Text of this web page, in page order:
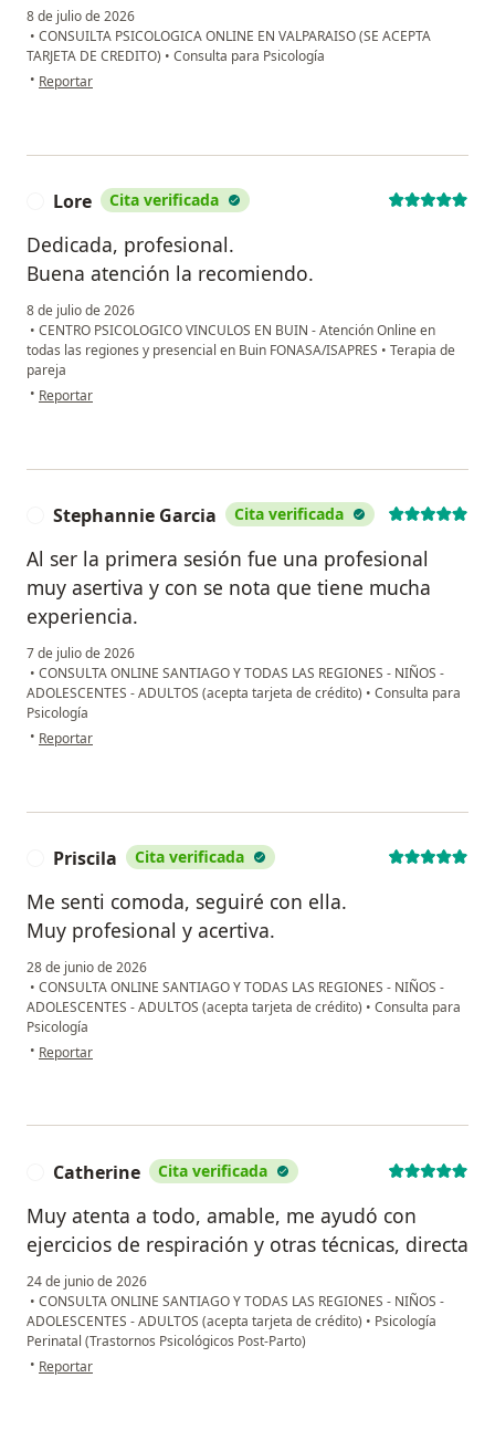
8 de julio de 2026
• CONSUILTA PSICOLOGICA ONLINE EN VALPARAISO (SE ACEPTA
TARJETA DE CREDITO) • Consulta para Psicología
• en opinión del usuario Yesenia
Reportar
Lore Cita verificada
Dedicada, profesional.
Buena atención la recomiendo.
8 de julio de 2026
• CENTRO PSICOLOGICO VINCULOS EN BUIN - Atención Online en
todas las regiones y presencial en Buin FONASA/ISAPRES • Terapia de
pareja
• en opinión del usuario Lore
Reportar
Stephannie Garcia Cita verificada
Al ser la primera sesión fue una profesional
muy asertiva y con se nota que tiene mucha
experiencia.
7 de julio de 2026
• CONSULTA ONLINE SANTIAGO Y TODAS LAS REGIONES - NIÑOS -
ADOLESCENTES - ADULTOS (acepta tarjeta de crédito) • Consulta para
Psicología
• en opinión del usuario Stephannie Garcia
Reportar
Priscila Cita verificada
Me senti comoda, seguiré con ella.
Muy profesional y acertiva.
28 de junio de 2026
• CONSULTA ONLINE SANTIAGO Y TODAS LAS REGIONES - NIÑOS -
ADOLESCENTES - ADULTOS (acepta tarjeta de crédito) • Consulta para
Psicología
• en opinión del usuario Priscila
Reportar
Catherine Cita verificada
Muy atenta a todo, amable, me ayudó con
ejercicios de respiración y otras técnicas, directa
24 de junio de 2026
• CONSULTA ONLINE SANTIAGO Y TODAS LAS REGIONES - NIÑOS -
ADOLESCENTES - ADULTOS (acepta tarjeta de crédito) • Psicología
Perinatal (Trastornos Psicológicos Post-Parto)
• en opinión del usuario Catherine
Reportar